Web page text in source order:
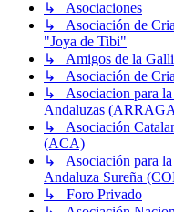
↳ Asociaciones
↳ Asociación de
"Joya de Tibi"
↳ Amigos de la
↳ Asociación de
↳ Asociacion para la
Andaluzas
↳ Asociación
(ACA)
↳ Asociación para la
Andaluza Sureña
↳ Foro Privado